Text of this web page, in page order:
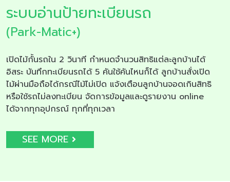
ระบบอ่านป้ายทะเบียนรถ
(Park-Matic+)
เปิดไม้กั้นรถใน 2 วินาที กำหนดจำนวนสิทธิแต่ละลูกบ้านได้
อิสระ บันทึกทะเบียนรถได้ 5 คันใช้คันไหนก็ได้ ลูกบ้านสั่งเปิด
ไม้ผ่านมือถือได้กรณีไม้ไม่เปิด แจ้งเตือนลูกบ้านจอดเกินสิทธิ
หรือใช้รถไม่ลงทะเบียน จัดการข้อมูลและดูรายงาน online
ได้จากทุกอุปกรณ์ ทุกที่ทุกเวลา
SEE MORE